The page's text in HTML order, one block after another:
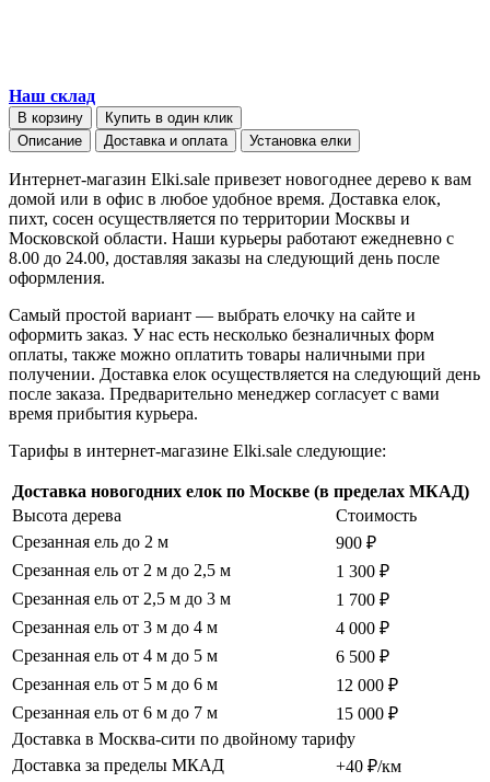
Наш склад
В корзину
Купить в один клик
Описание
Доставка и оплата Установка елки
Интернет-магазин Elki.sale привезет новогоднее дерево к вам
домой или в офис в любое удобное время. Доставка елок,
пихт, сосен осуществляется по территории Москвы и
Московской области. Наши курьеры работают ежедневно с
8.00 до 24.00, доставляя заказы на следующий день после
оформления.
Самый простой вариант — выбрать елочку на сайте и
оформить заказ. У нас есть несколько безналичных форм
оплаты, также можно оплатить товары наличными при
получении. Доставка елок осуществляется на следующий день
после заказа. Предварительно менеджер согласует с вами
время прибытия курьера.
Тарифы в интернет-магазине Elki.sale следующие:
Доставка новогодних елок по Москве (в пределах МКАД)
Высота дерева
Стоимость
Срезанная ель до 2 м
900 ₽
Срезанная ель от 2 м до 2,5 м
1 300 ₽
Срезанная ель от 2,5 м до 3 м
1 700 ₽
Срезанная ель от 3 м до 4 м
4 000 ₽
Срезанная ель от 4 м до 5 м
6 500 ₽
Срезанная ель от 5 м до 6 м
12 000 ₽
Срезанная ель от 6 м до 7 м
15 000 ₽
Доставка в Москва-сити по двойному тарифу
Доставка за пределы МКАД
+40 ₽/км